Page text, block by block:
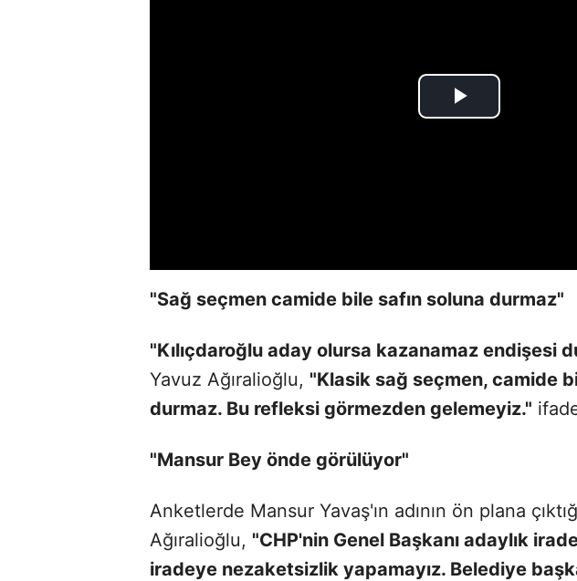
"Sağ seçmen camide bile safın soluna durmaz"
"Kılıçdaroğlu aday olursa kazanamaz endişesi
Yavuz Ağıralioğlu, "Klasik sağ seçmen, camide
durmaz. Bu refleksi görmezden gelemeyiz."
"Mansur Bey önde görülüyor"
Anketlerde Mansur Yavaş'ın adının ön plana
Ağıralioğlu, "CHP'nin Genel Başkanı adaylık
iradeye nezaketsizlik yapamayız. Belediye